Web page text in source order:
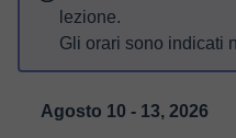
lezione.
Gli orari sono indicati
Agosto 10 - 13, 2026